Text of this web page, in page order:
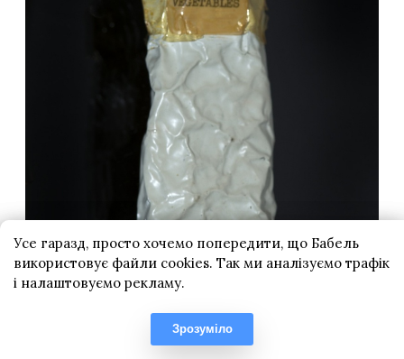
Усе гаразд, просто хочемо попередити, що Бабель
використовує файли cookies. Так ми аналізуємо трафік
і налаштовуємо рекламу.
Зрозуміло